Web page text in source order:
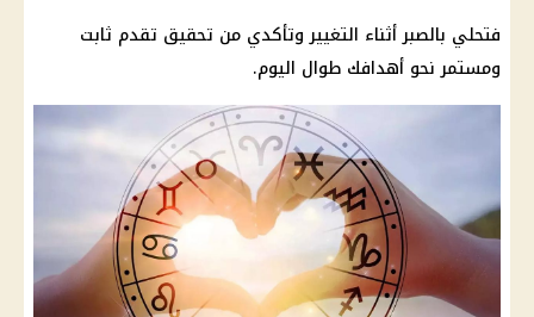
فتحلي بالصبر أثناء التغيير وتأكدي من تحقيق تقدم ثابت
ومستمر نحو أهدافك طوال اليوم.